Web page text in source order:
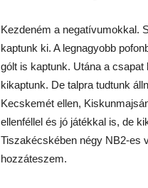
Kezdeném a negatívumokkal.
kaptunk ki. A legnagyobb
gólt is kaptunk. Utána a
kikaptunk. De talpra tudtunk
Kecskemét ellen,
ellenféllel és jó játékkal is, de
Tiszakécskében négy NB2-es
hozzáteszem.